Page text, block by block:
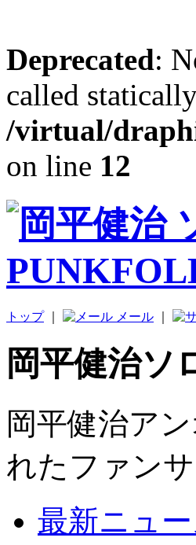
Deprecated:
called
/virtual/
on line 12
トップ｜ メール
岡平健治ソ
岡平健治ア
れたファン
最新ニュー